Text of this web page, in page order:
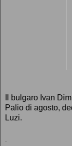
Il bulgaro Ivan
Palio di agosto,
Luzi.